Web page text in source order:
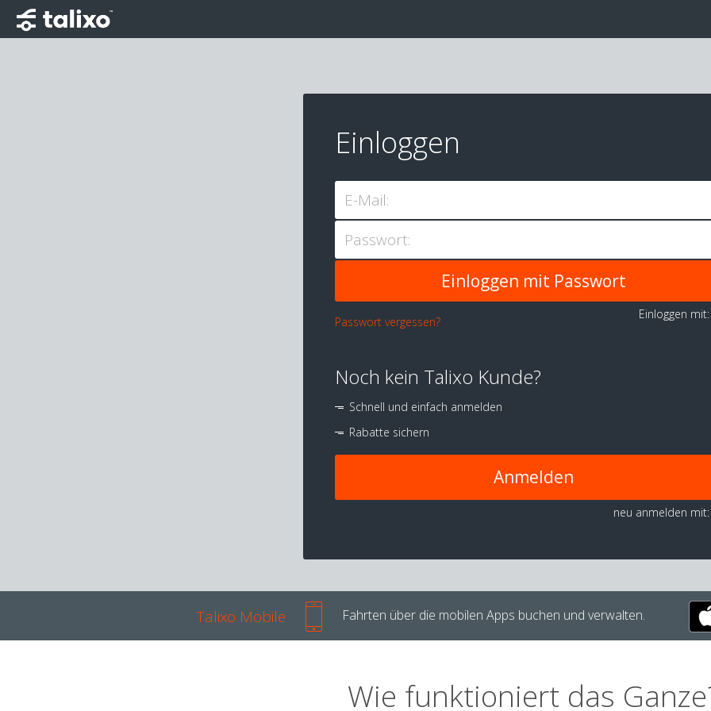
Einloggen
E-Mail:
Passwort:
Passwort vergessen?
Einloggen
Noch kein Talixo Kunde?
Schnell und einfach anmelden
Rabatte sichern
Anmelden
neu anmelden mit:
Talixo Mobile Fahrten über die mobilen Apps buchen und verwalten.
Wie funktioniert das